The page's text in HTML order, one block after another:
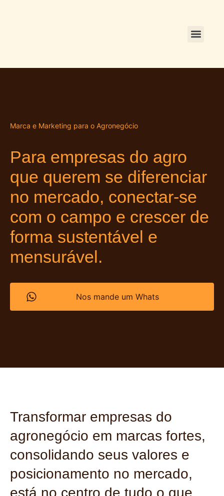
Marca e Marketing para o Agronegócio
Para empresas do agro
que querem se diferenciar
no mercado, conectar-se
com o campo e crescer de
forma sustentável e
mensurável.
Nos mande um Whats
Transformar empresas do
agronegócio em marcas fortes,
consolidando seus valores e
posicionamento no mercado,
está no centro de tudo o que